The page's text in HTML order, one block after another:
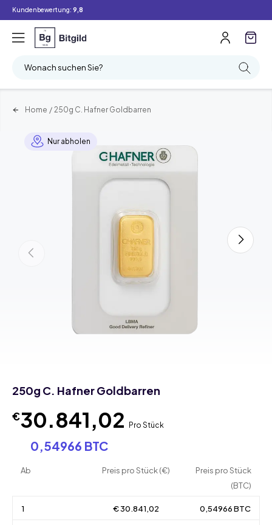
Kundenbewertung: 9,8
Wonach suchen Sie?
Home / 250g C. Hafner Goldbarren
Nur abholen
250g C. Hafner Goldbarren
€30.841,02 Pro Stück
0,54966 BTC
Ab Preis pro Stück (€)
Preis pro Stück
(BTC)
1 € 30.841,02 0,54966 BTC